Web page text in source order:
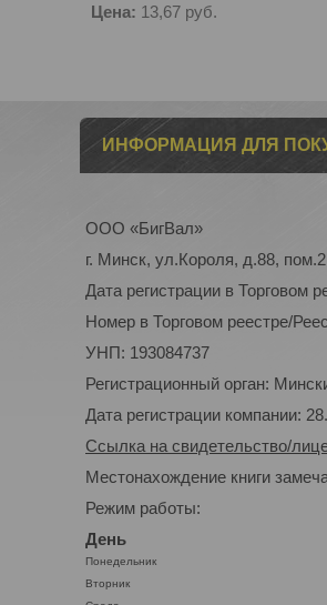
Цена: 13,67 руб.
ИНФОРМАЦИЯ ДЛЯ
ООО «БигВал»
г. Минск, ул.Короля, д.88, пом.2
Дата регистрации в Торговом
Номер в Торговом реестре/
УНП: 193084737
Регистрационный орган:
Дата регистрации компании:
Ссылка на свидетельство/
Местонахождение книги
Режим работы:
День
Понедельник
Вторник